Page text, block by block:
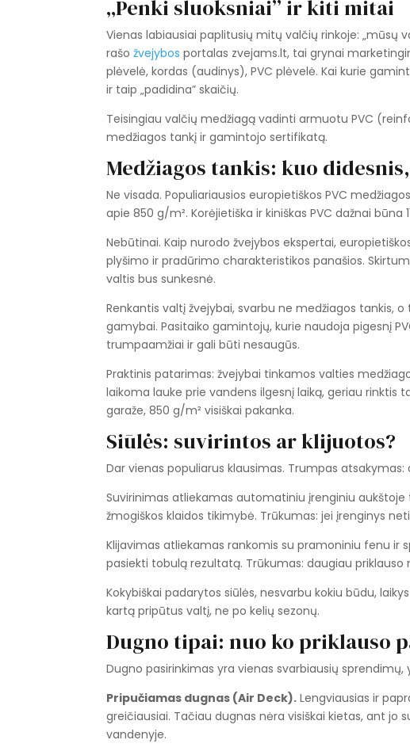
„Penki sluoksniai” ir kiti mitai
Vienas labiausiai paplitusių mitų valčių rinkoje: „mūsų
rašožvejybos portalas zvejams.lt, tai grynai
plėvelė, kordas (audinys), PVC plėvelė. Kai kurie
ir taip „padidina” skaičių.
Teisingiau valčių medžiagą vadinti armuotu PVC
medžiagos tankį ir gamintojo sertifikatą.
Medžiagos tankis: kuo
Ne visada. Populiariausios europietiškos PVC
apie 850 g/m². Korėjietiška ir kiniškas PVC dažnai
Nebūtinai. Kaip nurodo žvejybos ekspertai,
plyšimo ir pradūrimo charakteristikos panašios.
valtis bus sunkesnė.
Renkantis valtį žvejybai, svarbu ne medžiagos
gamybai. Pasitaiko gamintojų, kurie naudoja pigesnį
trumpaamžiai ir gali būti nesaugūs.
Praktinis patarimas: žvejybai tinkamos valties
laikoma lauke prie vandens ilgesnį laiką, geriau rinktis
garaže, 850 g/m² visiškai pakanka.
Siūlės: suvirintos ar klijuotos?
Dar vienas populiarus klausimas. Trumpas
Suvirinimas atliekamas automatiniu įrenginiu
žmogiškos klaidos tikimybė. Trūkumas: jei įrenginys
Klijavimas atliekamas rankomis su pramoniniu fenu ir
pasiekti tobulą rezultatą. Trūkumas: daugiau priklauso
Kokybiškai padarytos siūlės, nesvarbu kokiu būdu,
kartą pripūtus valtį, ne po kelių sezonų.
Dugno tipai: nuo ko priklauso
Dugno pasirinkimas yra vienas svarbiausių
Pripučiamas dugnas (Air Deck). Lengviausias ir
greičiausiai. Tačiau dugnas nėra visiškai kietas, ant
vandenyje.